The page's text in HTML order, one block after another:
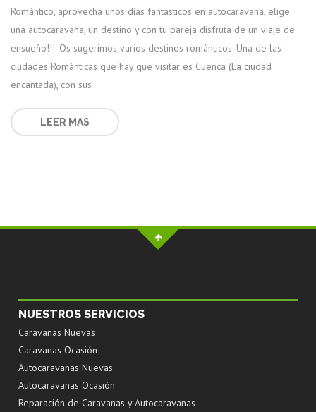
Romántico, aprovecha unos días fantásticos en autocaravana, elige
una autocaravana, un destino y con tu pareja disfruta de un viaje de
ensueño!!!. Os sugerimos varios destinos románticos: Una de las
ciudades Románticas que hay que visitar es Cuenca (La ciudad
encantada), con sus
LEER MAS
NUESTROS SERVICIOS
Caravanas Nuevas
Caravanas Ocasión
Autocaravanas Nuevas
Autocaravanas Ocasión
Reparación de Caravanas y Autocaravanas